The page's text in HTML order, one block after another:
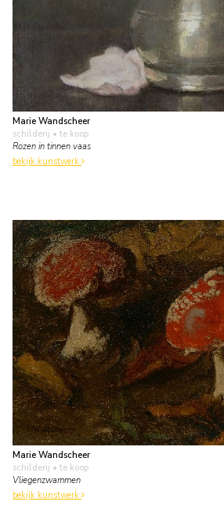
Marie Wandscheer
schilderij • te koop
Rozen in tinnen vaas
bekijk kunstwerk
Marie Wandscheer
schilderij • te koop
Vliegenzwammen
bekijk kunstwerk